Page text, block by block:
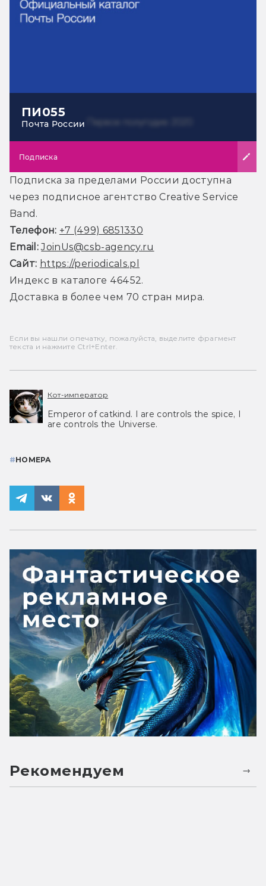
ПИ055
Почта России
Подписка
Подписка за пределами России доступна
через подписное агентство Creative Service
Band.
Телефон: +7 (499) 6851330
Email: JoinUs@csb-agency.ru
Сайт: https://periodicals.pl
Индекс в каталоге 46452.
Доставка в более чем 70 стран мира.
Если вы нашли опечатку, пожалуйста, выделите фрагмент
текста и нажмите Ctrl+Enter.
Кот-император
Emperor of catkind. I are controls the spice, I
are controls the Universe.
#НОМЕРА
Рекомендуем